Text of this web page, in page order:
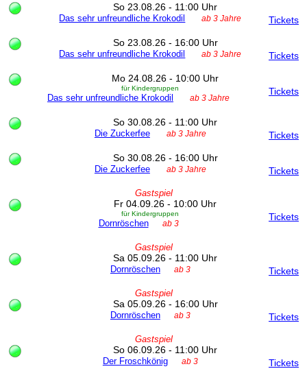
So 23.08.26 - 11:00 Uhr
Tickets
Das sehr unfreundliche Krokodil ab 3 Jahre
So 23.08.26 - 16:00 Uhr
Tickets
Das sehr unfreundliche Krokodil ab 3 Jahre
Mo 24.08.26 - 10:00 Uhr
Tickets
für Kindergruppen
Das sehr unfreundliche Krokodil ab 3 Jahre
So 30.08.26 - 11:00 Uhr
Tickets
Die Zuckerfee ab 3 Jahre
So 30.08.26 - 16:00 Uhr
Tickets
Die Zuckerfee ab 3 Jahre
Gastspiel
Fr 04.09.26 - 10:00 Uhr
Tickets
für Kindergruppen
Dornröschen ab 3
Gastspiel
Sa 05.09.26 - 11:00 Uhr
Tickets
Dornröschen ab 3
Gastspiel
Sa 05.09.26 - 16:00 Uhr
Tickets
Dornröschen ab 3
Gastspiel
So 06.09.26 - 11:00 Uhr
Tickets
Der Froschkönig ab 3